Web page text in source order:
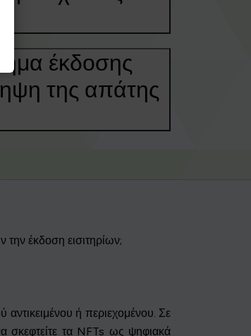
έκδοσης
της απάτης
την έκδοση εισιτηρίων;
ή περιεχομένου. Σε
σκεφτείτε τα NFTs ως ψηφιακά